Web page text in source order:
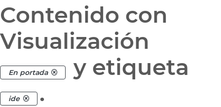
Contenido con
Visualización
En portada y etiqueta
ide .